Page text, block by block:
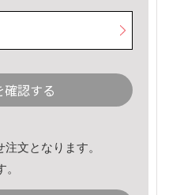
認する
文となります。